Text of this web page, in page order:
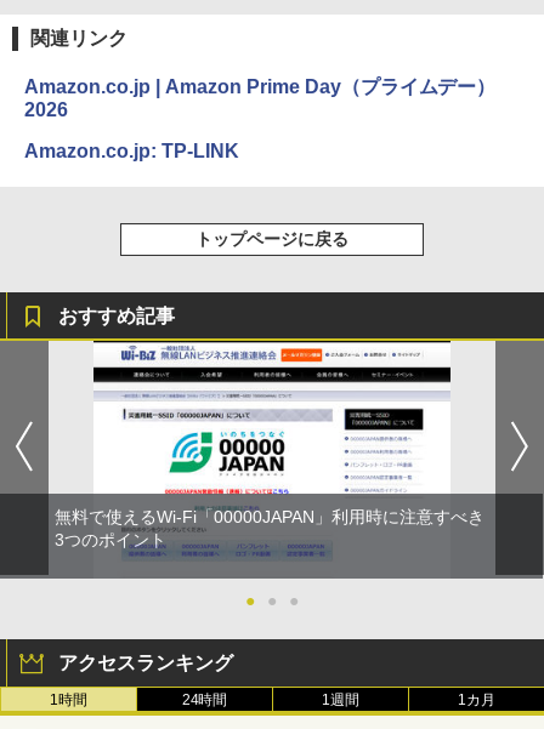
関連リンク
Amazon.co.jp | Amazon Prime Day（プライムデー）
2026
Amazon.co.jp: TP-LINK
トップページに戻る
おすすめ記事
無料で使えるWi-Fi「00000JAPAN」利用時に注意すべき
3つのポイント
● ● ●
アクセスランキング
1時間 24時間 1週間 1カ月